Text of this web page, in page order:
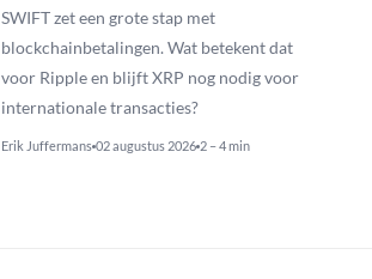
SWIFT zet een grote stap met
blockchainbetalingen. Wat betekent dat
voor Ripple en blijft XRP nog nodig voor
internationale transacties?
Erik Juffermans 02 augustus 2026 2 – 4 min